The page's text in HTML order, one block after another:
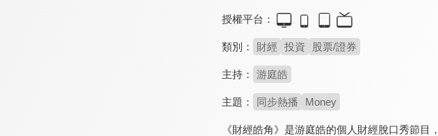
授權平台：
類別： 財經 投資 股票/證券
主持： 游庭皓
主題： 同步熱播 Money
《財經皓角》是游庭皓的個人財經脫口秀節